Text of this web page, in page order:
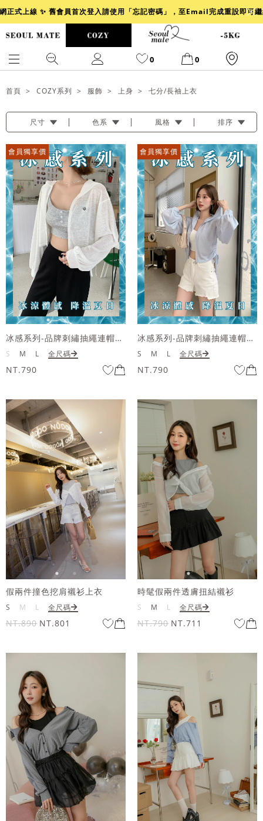
正式上線 ✨ 舊會員首次登入請使用「忘記密碼」，至Email完成重設即可
0 0
爆乳 洋裝 舒芙蕾
小香風 透膚 小香 牛仔
襯衫 褲裙 牛仔裙 冰感
涼感
首頁 COZY系列 服飾 上身 七分/長袖上衣
尺寸 色系 風格 排序
會員獨享價
冰感系列-品牌刺繡抽繩連帽罩衫
S M L 全尺碼
NT.790
會員獨享價
冰感系列-品牌刺繡抽繩連帽罩衫
S M L 全尺碼
NT.790
假兩件撞色挖肩襯衫上衣
S M L 全尺碼
NT.890 NT.801
時髦假兩件透膚扭結襯衫
S M L 全尺碼
NT.790 NT.711